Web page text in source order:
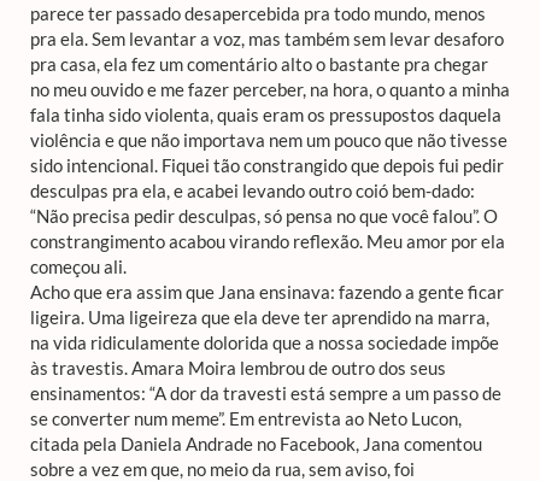
parece ter passado desapercebida pra todo mundo, menos
pra ela. Sem levantar a voz, mas também sem levar desaforo
pra casa, ela fez um comentário alto o bastante pra chegar
no meu ouvido e me fazer perceber, na hora, o quanto a minha
fala tinha sido violenta, quais eram os pressupostos daquela
violência e que não importava nem um pouco que não tivesse
sido intencional. Fiquei tão constrangido que depois fui pedir
desculpas pra ela, e acabei levando outro coió bem-dado:
“Não precisa pedir desculpas, só pensa no que você falou”. O
constrangimento acabou virando reflexão. Meu amor por ela
começou ali.
Acho que era assim que Jana ensinava: fazendo a gente ficar
ligeira. Uma ligeireza que ela deve ter aprendido na marra,
na vida ridiculamente dolorida que a nossa sociedade impõe
às travestis. Amara Moira lembrou de outro dos seus
ensinamentos: “A dor da travesti está sempre a um passo de
se converter num meme”. Em entrevista ao Neto Lucon,
citada pela Daniela Andrade no Facebook, Jana comentou
sobre a vez em que, no meio da rua, sem aviso, foi